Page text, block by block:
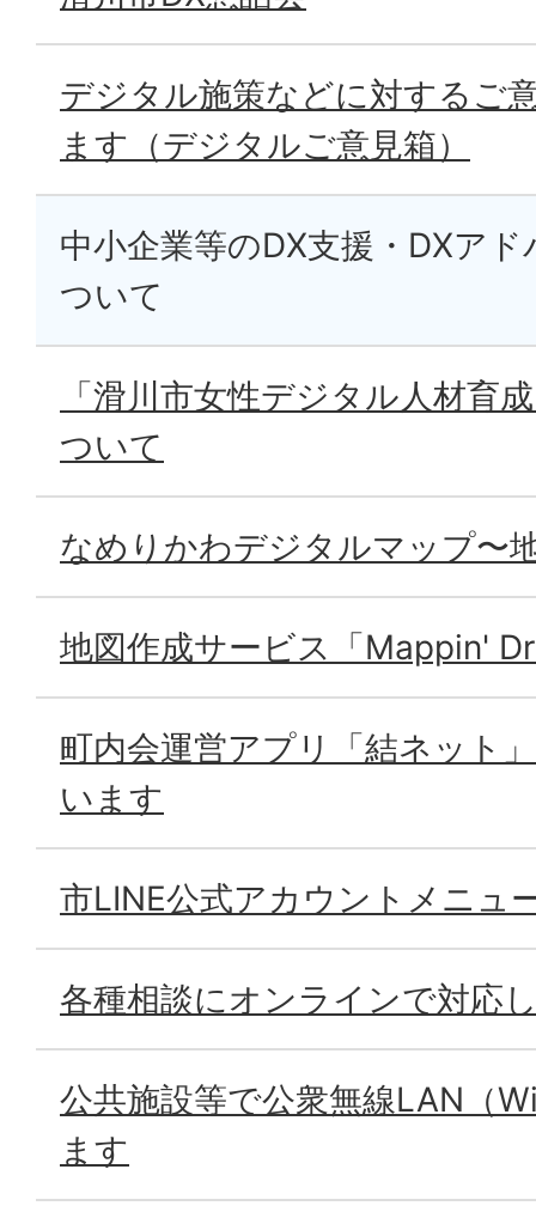
デジタル施策などに対するご
ます（デジタルご意見箱）
中小企業等のDX支援・DXア
ついて
「滑川市女性デジタル人材育
ついて
なめりかわデジタルマップ〜
地図作成サービス「Mappin'
町内会運営アプリ「結ネット
います
市LINE公式アカウントメニュ
各種相談にオンラインで対応
公共施設等で公衆無線LAN（
ます